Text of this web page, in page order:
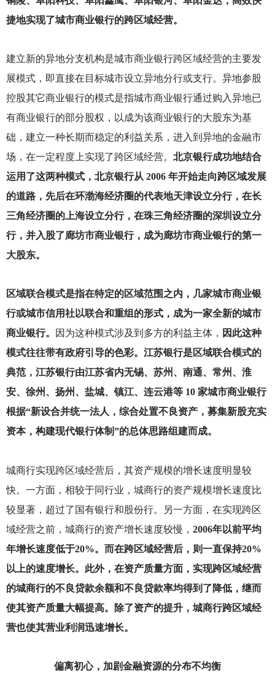
捷地实现了城市商业银行的跨区域经营。
建立新的异地分支机构是城市商业银行跨区域经营的主要发
展模式，即直接在目标城市设立异地分行或支行。异地参股
控股其它商业银行的模式是指城市商业银行通过购入异地已
有商业银行的部分股权，以成为该商业银行的大股东为基
础，建立一种长期而稳定的利益关系，进入到异地的金融市
场，在一定程度上实现了跨区域经营。 北京银行成功地结合
运用了这两种模式，北京银行从 2006 年开始走向跨区域发展
的道路，先后在环渤海经济圈的代表地天津设立分行，在长
三角经济圈的上海设立分行，在珠三角经济圈的深圳设立分
行，并入股了廊坊市商业银行，成为廊坊市商业银行的第一
大股东。
区域联合模式是指在特定的区域范围之内，几家城市商业银
行或城市信用社以联合和重组的形式，成为一家全新的城市
商业银行。
因为这种模式涉及到多方的利益主体， 因此这种
模式往往带有政府引导的色彩。江苏银行是区域联合模式的
典范，江苏银行由江苏省内无锡、苏州、南通、常州、淮
安、徐州、扬州、盐城、镇江、连云港等 10 家城市商业银行
根据“新设合并统一法人，综合处置不良资产，募集新股充实
资本，构建现代银行体制”的总体思路组建而成。
城商行实现跨区域经营后，其资产规模的增长速度明显较
快。一方面，相较于同行业，城商行的资产规模增长速度比
较显著，超过了国有银行和股份行。另一方面，在实现跨区
域经营之前，城商行的资产增长速度较慢， 2006年以前平均
年增长速度低于20%。而在跨区域经营后，则一直保持20%
以上的速度增长。此外，在资产质量方面，实现跨区域经营
的城商行的不良贷款余额和不良贷款率均得到了降低，继而
使其资产质量大幅提高。除了资产的提升，城商行跨区域经
营也使其营业利润迅速增长。
偏离初心，加剧金融资源的分布不均衡